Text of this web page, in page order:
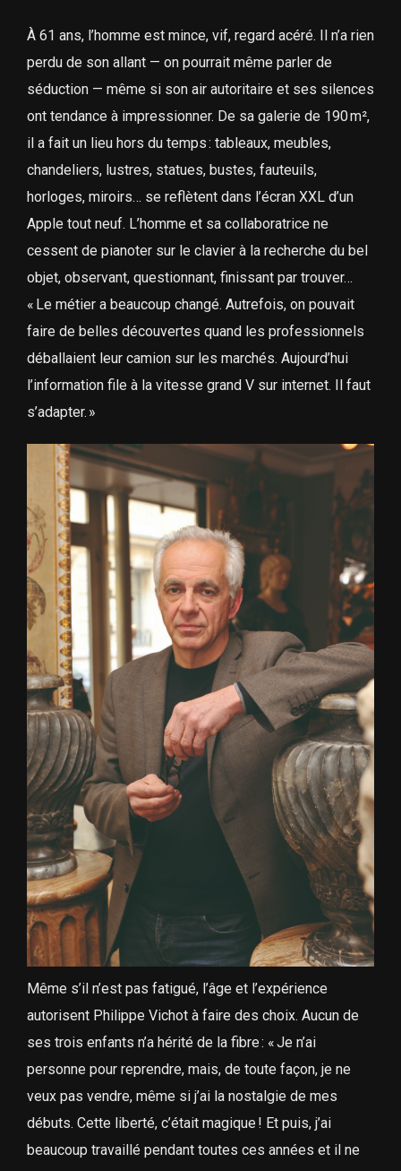
À 61 ans, l’homme est mince, vif, regard acéré. Il n’a rien
perdu de son allant — on pourrait même parler de
séduction — même si son air autoritaire et ses silences
ont tendance à impressionner. De sa galerie de 190 m²,
il a fait un lieu hors du temps : tableaux, meubles,
chandeliers, lustres, statues, bustes, fauteuils,
horloges, miroirs… se reflètent dans l’écran XXL d’un
Apple tout neuf. L’homme et sa collaboratrice ne
cessent de pianoter sur le clavier à la recherche du bel
objet, observant, questionnant, finissant par trouver…
« Le métier a beaucoup changé. Autrefois, on pouvait
faire de belles découvertes quand les professionnels
déballaient leur camion sur les marchés. Aujourd’hui
l’information file à la vitesse grand V sur internet. Il faut
s’adapter. »
Même s’il n’est pas fatigué, l’âge et l’expérience
autorisent Philippe Vichot à faire des choix. Aucun de
ses trois enfants n’a hérité de la fibre : « Je n’ai
personne pour reprendre, mais, de toute façon, je ne
veux pas vendre, même si j’ai la nostalgie de mes
débuts. Cette liberté, c’était magique ! Et puis, j’ai
beaucoup travaillé pendant toutes ces années et il ne